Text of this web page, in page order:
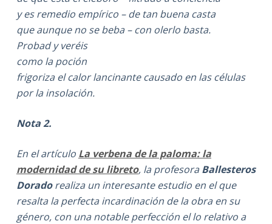
y es remedio empírico – de tan buena casta
que aunque no se beba – con olerlo basta.
Probad y veréis
como la poción
frigoriza el calor lancinante causado en las células
por la insolación.
Nota 2.
En el artículo La verbena de la paloma: la
modernidad de su libreto, la profesora Ballesteros
Doradorealiza un interesante estudio en el que
resalta la perfecta incardinación de la obra en su
género, con una notable perfección el lo relativo a